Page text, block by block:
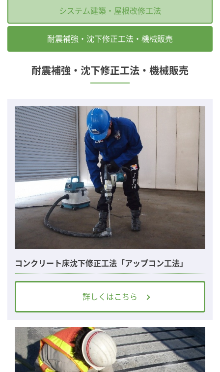
システム建築・屋根改修工法
耐震補強・沈下修正工法・機械販売
耐震補強・沈下修正工法・機械販売
コンクリート床沈下修正工法「アップコン工法」
詳しくはこちら